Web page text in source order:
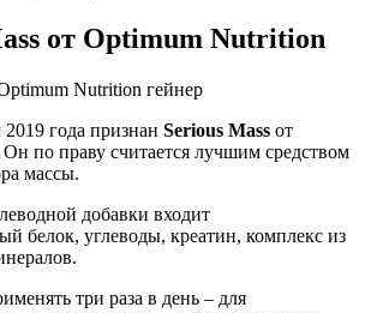
от Optimum Nutrition
года признан Serious Mass от
по праву считается лучшим средством
массы.
добавки входит
белок, углеводы, креатин, комплекс из
три раза в день – для